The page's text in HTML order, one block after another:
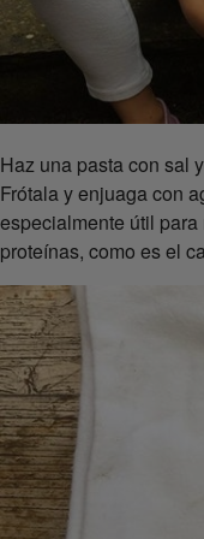
Haz una pasta con sal
Frótala y enjuaga con
especialmente útil
proteínas, como es el